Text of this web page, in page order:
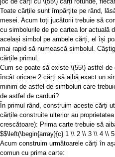
Toate cărțile sunt împărțite pe rând,
mesei. Acum toți jucătorii trebuie să
cu simbolurile de pe cartea lor actuală
același simbol pe ambele cărți, el își
mai rapid să numească simbolul.
cărțile primul.
Cum se poate să existe \(55\) astfel de
încât oricare 2 cărți să aibă exact un
minim de astfel de simboluri care
de astfel de carduri?
În primul rând, construim aceste cărți
cărțile construite ulterior au
crescătoare): Prima carte trebuie să
$$\left(\begin{array}{c} 1 \\ 2 \\ 3 \\ 4 \\
Acum construim următoarele cărți în
comun cu prima carte: